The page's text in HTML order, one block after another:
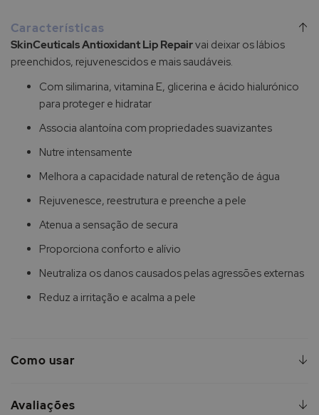
Características
SkinCeuticals Antioxidant Lip Repairvai deixar os lábios
preenchidos, rejuvenescidos e mais saudáveis.
Com silimarina, vitamina E, glicerina e ácido hialurónico
para proteger e hidratar
Associa alantoína com propriedades suavizantes
Nutre intensamente
Melhora a capacidade natural de retenção de água
Rejuvenesce, reestrutura e preenche a pele
Atenua a sensação de secura
Proporciona conforto e alívio
Neutraliza os danos causados pelas agressões externas
Reduz a irritação e acalma a pele
Como usar
Avaliações